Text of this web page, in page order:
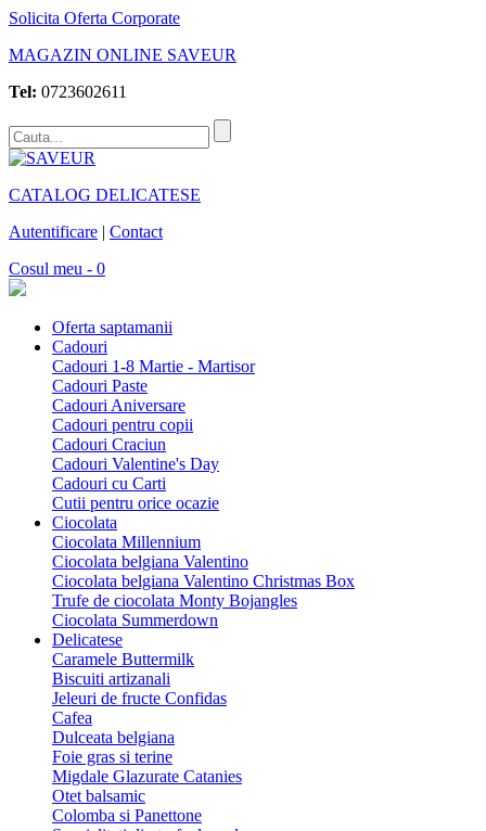
Solicita Oferta Corporate
MAGAZIN ONLINE SAVEUR
Tel: 0723602611
CATALOG DELICATESE
Autentificare | Contact
Cosul meu - 0
Oferta saptamanii
Cadouri
Cadouri 1-8 Martie - Martisor
Cadouri Paste
Cadouri Aniversare
Cadouri pentru copii
Cadouri Craciun
Cadouri Valentine's Day
Cadouri cu Carti
Cutii pentru orice ocazie
Ciocolata
Ciocolata Millennium
Ciocolata belgiana Valentino
Ciocolata belgiana Valentino Christmas Box
Trufe de ciocolata Monty Bojangles
Ciocolata Summerdown
Delicatese
Caramele Buttermilk
Biscuiti artizanali
Jeleuri de fructe Confidas
Cafea
Dulceata belgiana
Foie gras si terine
Migdale Glazurate Catanies
Otet balsamic
Colomba si Panettone